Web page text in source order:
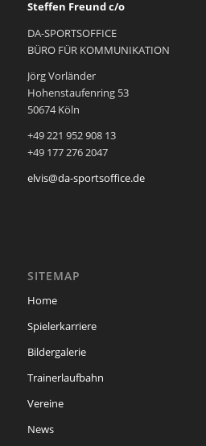
Steffen Freund c/o
DA-SPORTSOFFICE
BÜRO FÜR KOMMUNIKATION
Jörg Vorländer
Hohenstaufenring 53
50674 Köln
+49 221 952 908 13
+49 177 276 2047
elvis@da-sportsoffice.de
SITEMAP
Home
Spielerkarriere
Bildergalerie
Trainerlaufbahn
Vereine
News